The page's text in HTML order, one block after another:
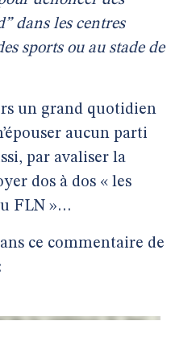
dans les centres
sports ou au stade de
un grand quotidien
aucun parti
par avaliser la
dos à dos « les
FLN »…
ce commentaire de